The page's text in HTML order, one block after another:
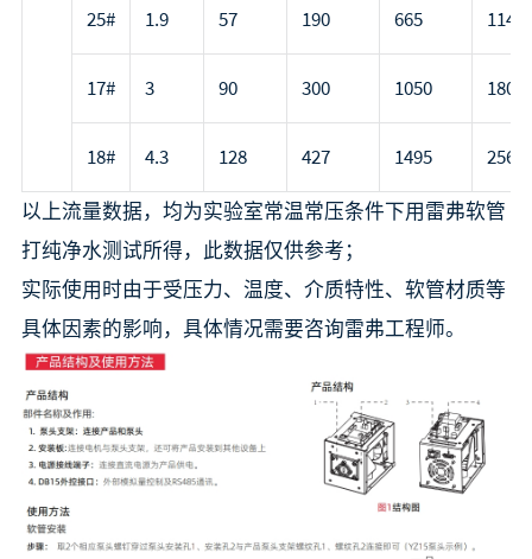
25# 1.9 57 190 665 1140
17# 3 90 300 1050 1800
18# 4.3 128 427 1495 2562
以上流量数据，均为实验室常温常压条件下用雷弗软管
打纯净水测试所得，此数据仅供参考；
实际使用时由于受压力、温度、介质特性、软管材质等
具体因素的影响，具体情况需要咨询雷弗工程师。